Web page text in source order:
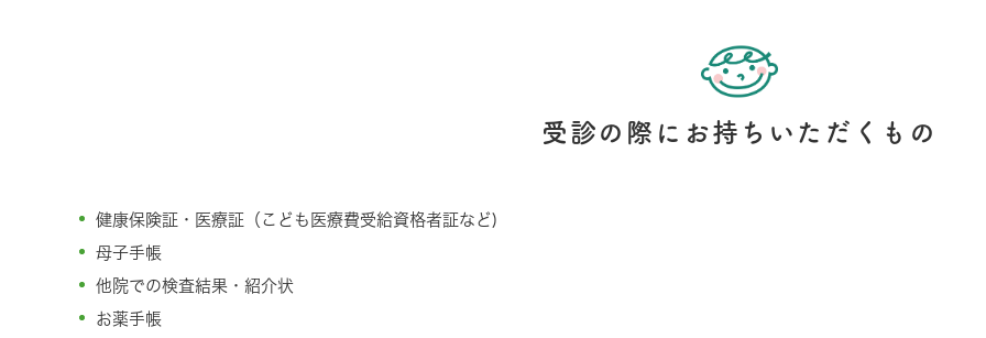
受診の際にお持ちいただくもの
健康保険証・医療証（こども医療費受給資格者証など)
母子手帳
他院での検査結果・紹介状
お薬手帳